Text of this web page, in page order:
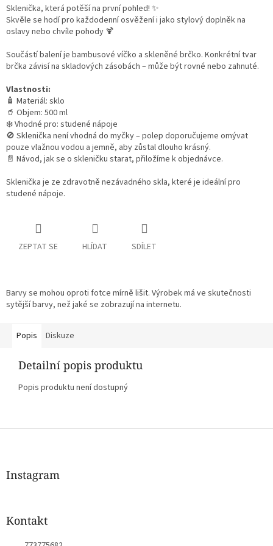
Sklenička, která potěší na první pohled! ✨
Skvěle se hodí pro každodenní osvěžení i jako stylový doplněk na
oslavy nebo chvíle pohody 🍹
Součástí balení je bambusové víčko a skleněné brčko. Konkrétní tvar
brčka závisí na skladových zásobách – může být rovné nebo zahnuté.
Vlastnosti:
🧴 Materiál: sklo
🥤 Objem: 500 ml
❄️ Vhodné pro: studené nápoje
🚫 Sklenička není vhodná do myčky – polep doporučujeme omývat
pouze vlažnou vodou a jemně, aby zůstal dlouho krásný.
📄 Návod, jak se o skleničku starat, přiložíme k objednávce.
Sklenička je ze zdravotně nezávadného skla, které je ideální pro
studené nápoje.
ZEPTAT SE HLÍDAT SDÍLET
Barvy se mohou oproti fotce mírně lišit. Výrobek má ve skutečnosti
sytější barvy, než jaké se zobrazují na internetu.
Popis Diskuze
Detailní popis produktu
Popis produktu není dostupný
Z
Instagram
Kontakt